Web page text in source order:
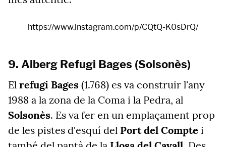
https://www.instagram.com/p/CQtQ-K0sDrQ/
9. Alberg Refugi Bages (Solsonès)
El refugi Bages (1.768) es va construir l'any
1988 a la zona de la Coma i la Pedra, al
Solsonès. Es va fer en un emplaçament prop
de les pistes d'esquí del Port del Compte i